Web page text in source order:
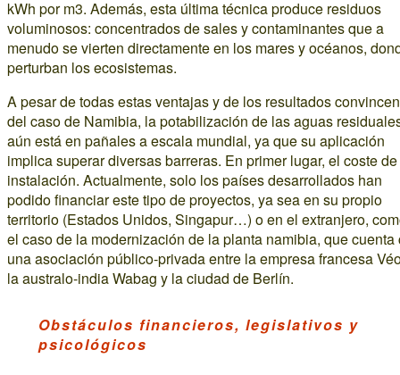
kWh por m3. Además, esta última técnica produce residuos
voluminosos: concentrados de sales y contaminantes que a
menudo se vierten directamente en los mares y océanos,
perturban los ecosistemas.
A pesar de todas estas ventajas y de los resultados
del caso de Namibia, la potabilización de las aguas
aún está en pañales a escala mundial, ya que su aplicación
implica superar diversas barreras. En primer lugar, el coste
instalación. Actualmente, solo los países desarrollados han
podido financiar este tipo de proyectos, ya sea en su propio
territorio (Estados Unidos, Singapur…) o en el extranjero,
el caso de la modernización de la planta namibia, que cuenta
una asociación público-privada entre la empresa francesa
la australo-india Wabag y la ciudad de Berlín.
Obstáculos financieros, legislativos y
psicológicos